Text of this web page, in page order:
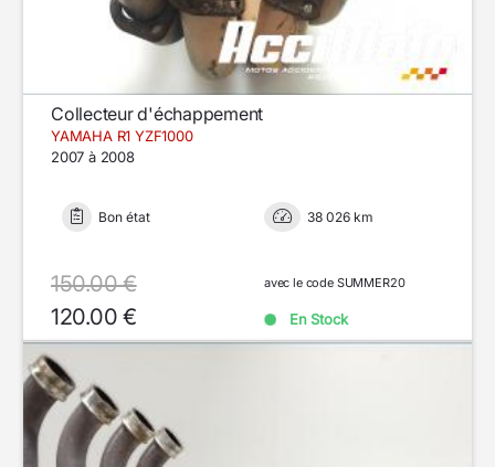
Collecteur d'échappement
YAMAHA R1 YZF1000
2007 à 2008
Bon état 38 026 km
150.00 €
120.00 €
avec le code SUMMER20
En Stock